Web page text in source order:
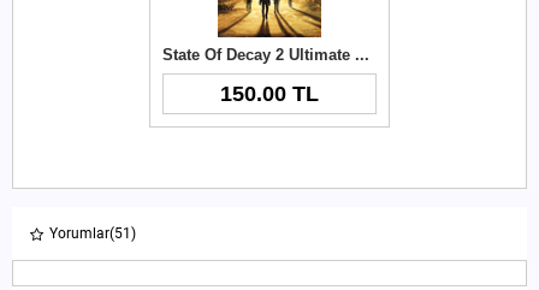
State Of Decay 2 Ultimate Edition
150.00 TL
Yorumlar(51)